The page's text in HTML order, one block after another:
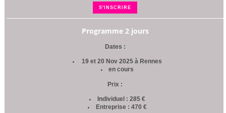
S'INSCRIRE
Programme 2 jours
Dates :
19 et 20 Nov 2025 à Rennes
en cours
Prix :
Individuel : 285 €
Entreprise : 470 €